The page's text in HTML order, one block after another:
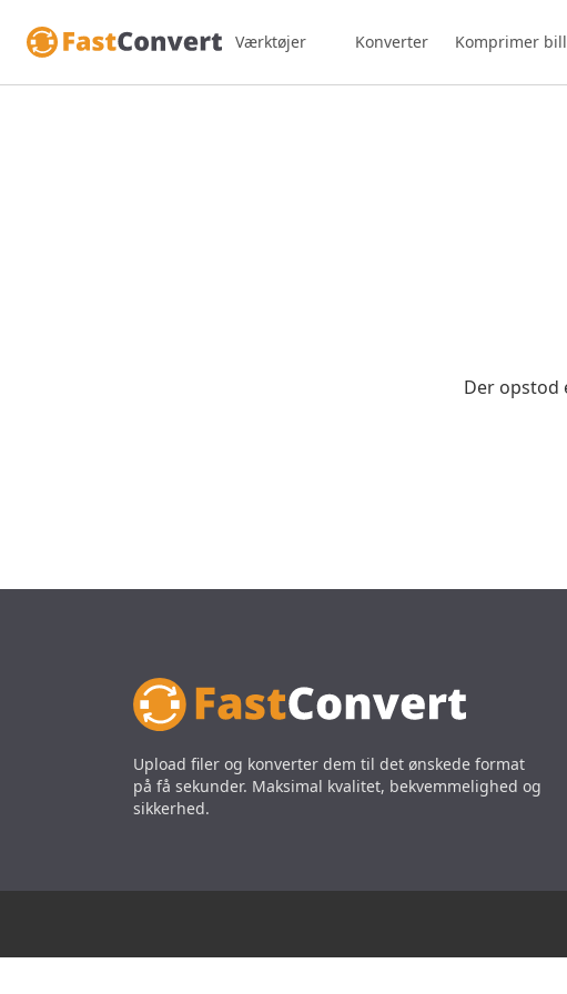
Værktøjer Konverter Komprimer
Der opstod
Upload filer og konverter dem til det ønskede format
på få sekunder. Maksimal kvalitet, bekvemmelighed og
sikkerhed.